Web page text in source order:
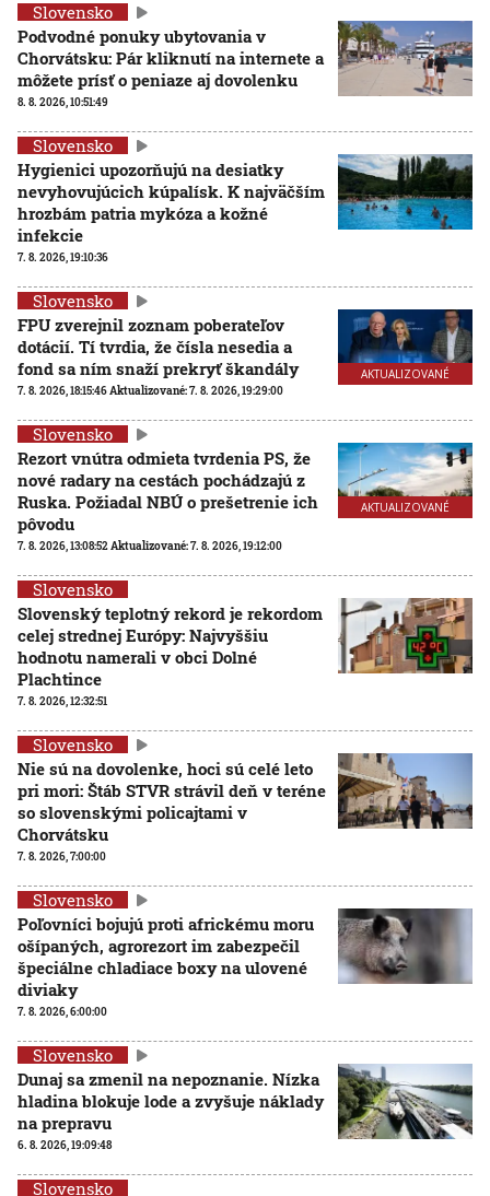
Slovensko
Podvodné ponuky ubytovania v
Chorvátsku: Pár kliknutí na internete a
môžete prísť o peniaze aj dovolenku
8. 8. 2026, 10:51:49
Slovensko
Hygienici upozorňujú na desiatky
nevyhovujúcich kúpalísk. K najväčším
hrozbám patria mykóza a kožné
infekcie
7. 8. 2026, 19:10:36
AKTUALIZOVANÉ
Slovensko
FPU zverejnil zoznam poberateľov
dotácií. Tí tvrdia, že čísla nesedia a
fond sa ním snaží prekryť škandály
7. 8. 2026, 18:15:46Aktualizované:7. 8. 2026, 19:29:00
AKTUALIZOVANÉ
Slovensko
Rezort vnútra odmieta tvrdenia PS, že
nové radary na cestách pochádzajú z
Ruska. Požiadal NBÚ o prešetrenie ich
pôvodu
7. 8. 2026, 13:08:52Aktualizované:7. 8. 2026, 19:12:00
Slovensko
Slovenský teplotný rekord je rekordom
celej strednej Európy: Najvyššiu
hodnotu namerali v obci Dolné
Plachtince
7. 8. 2026, 12:32:51
Slovensko
Nie sú na dovolenke, hoci sú celé leto
pri mori: Štáb STVR strávil deň v teréne
so slovenskými policajtami v
Chorvátsku
7. 8. 2026, 7:00:00
Slovensko
Poľovníci bojujú proti africkému moru
ošípaných, agrorezort im zabezpečil
špeciálne chladiace boxy na ulovené
diviaky
7. 8. 2026, 6:00:00
Slovensko
Dunaj sa zmenil na nepoznanie. Nízka
hladina blokuje lode a zvyšuje náklady
na prepravu
6. 8. 2026, 19:09:48
Slovensko